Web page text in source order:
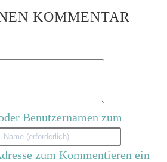
KOMMENTAR
Benutzernamen zum
zum Kommentieren ein